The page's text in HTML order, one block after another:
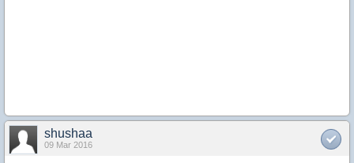
shushaa
09 Mar 2016